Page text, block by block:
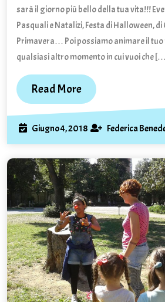
sarà il giorno più bello della tua vita!!!
Pasquali e Natalizi, Festa di Halloween, di
Primavera… Poi possiamo animare il
qualsiasi altro momento in cui vuoi che
Read MoreRead
More
Giugno 4, 2018 Giugno
4,
2018
Federica